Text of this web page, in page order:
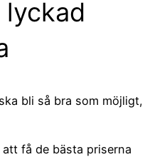
bli så bra som möjligt,
att få de bästa priserna